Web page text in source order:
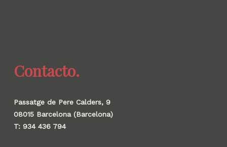
Contacto.
Passatge de Pere Calders, 9
08015 Barcelona (Barcelona)
T: 934 436 794